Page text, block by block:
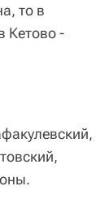
то в
Кетово -